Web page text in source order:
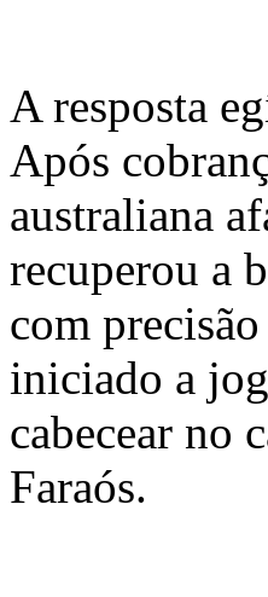
A resposta
Após
australiana
recuperou a
com
iniciado a
cabecear no
Faraós.